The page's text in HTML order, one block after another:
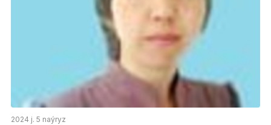
2024 j. 5 naýryz